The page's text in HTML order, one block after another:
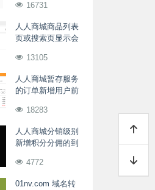
16731
人人商城商品列表
页或搜索页显示会
13105
人人商城暂存服务
的订单新增用户前
18283
人人商城分销级别
新增积分分佣的到
4772
01nv.com 域名转